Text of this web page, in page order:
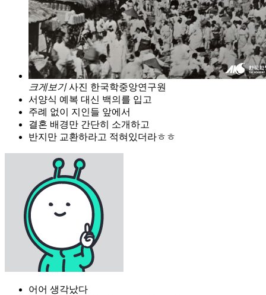
크게보기 사진 한국학중앙연구원
서양식 예복 대신 백의를 입고
주례 없이 지인들 앞에서
결혼 배경만 간단히 소개하고
반지만 교환하라고 적혀있더라ㅎㅎ
어어 생각났다